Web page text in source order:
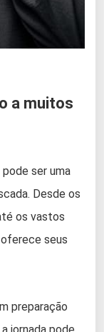
a muitos
ser uma
Desde os
os vastos
seus
preparação